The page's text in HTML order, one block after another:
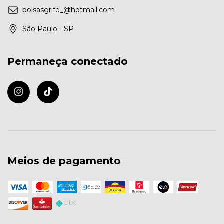
bolsasgrife_@hotmail.com
São Paulo - SP
Permaneça conectado
Meios de pagamento